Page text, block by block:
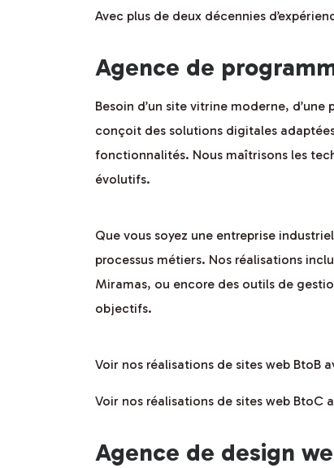
Avec plus de deux décennies
Agence de
Besoin d’un site vitrine moderne,
conçoit des solutions digitales
fonctionnalités. Nous maîtrisons les
évolutifs.
Que vous soyez une entreprise
processus métiers. Nos réalisations
Miramas, ou encore des outils de
objectifs.
Voir nos réalisations de sites web BtoB
Voir nos réalisations de sites web BtoC
Agence de design